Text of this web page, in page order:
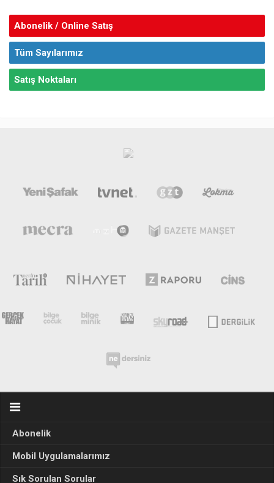
Abonelik / Online Satış
Tüm Sayılarımız
Satış Noktaları
Abonelik
Mobil Uygulamalarımız
Sık Sorulan Sorular